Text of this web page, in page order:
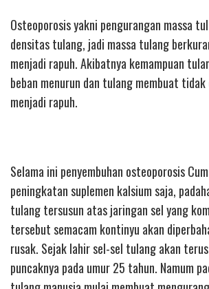
Osteoporosis yakni pengurangan massa
densitas tulang, jadi massa tulang
menjadi rapuh. Akibatnya kemampuan
beban menurun dan tulang membuat
menjadi rapuh.
Selama ini penyembuhan osteoporosis
peningkatan suplemen kalsium saja,
tulang tersusun atas jaringan sel yang
tersebut semacam kontinyu akan
rusak. Sejak lahir sel-sel tulang akan
puncaknya pada umur 25 tahun. Namum